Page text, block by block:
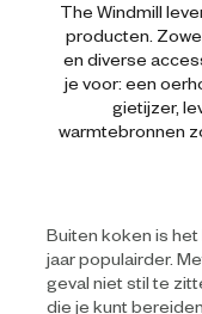
The Windmill
producten.
en diverse
je voor: een
gietijzer,
warmtebronnen
Buiten koken is
jaar populairder.
geval niet stil te
die je kunt